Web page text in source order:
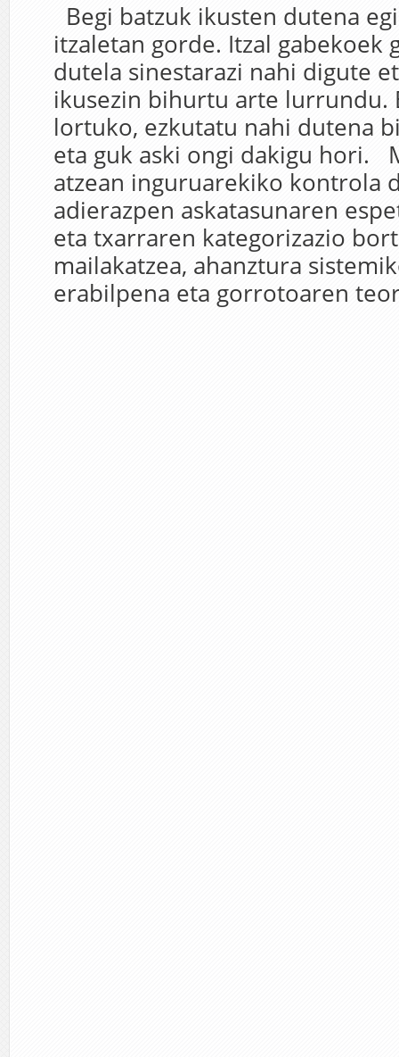
Begi batzuk ikusten dutena
itzaletan gorde. Itzal gabekoek
dutela sinestarazi nahi digute
ikusezin bihurtu arte lurrundu.
lortuko, ezkutatu nahi dutena
eta guk aski ongi dakigu hori.
atzean inguruarekiko kontrola
adierazpen askatasunaren
eta txarraren kategorizazio
mailakatzea, ahanztura
erabilpena eta gorrotoaren